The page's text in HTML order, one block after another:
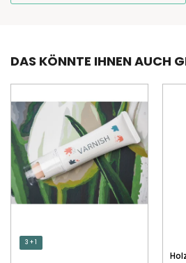
DAS KÖNNTE IHNEN AUCH
3 + 1